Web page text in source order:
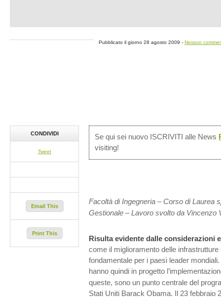
Pubblicato il giorno 28 agosto 2009 - Nessun
Se qui sei nuovo ISCRIVITI alle News
visiting!
Facoltà di Ingegneria – Corso di Laurea
Gestionale – Lavoro svolto da Vincenzo
Risulta evidente dalle considerazioni
come il miglioramento delle
fondamentale per i paesi leader
hanno quindi in progetto
queste, sono un punto centrale del
Stati Uniti Barack Obama. Il 23 febbraio
CONDIVIDI
Tweet
Email This
Print This